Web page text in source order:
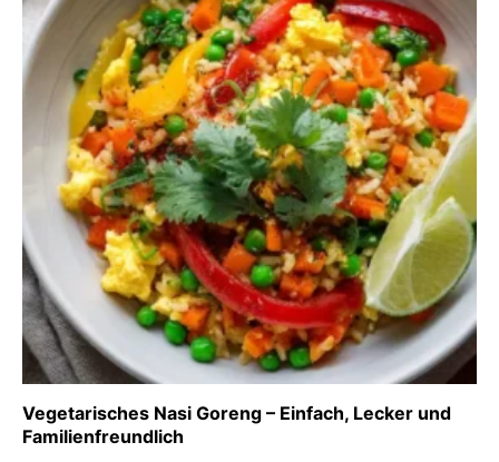
Vegetarisches Nasi Goreng – Einfach, Lecker und
Familienfreundlich